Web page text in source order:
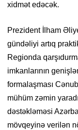
xidmət edəcək.
Prezident İlham
gündəliyi artıq
Regionda
imkanlarının
formalaşması
mühüm zəmin
dəstəkləməsi
mövqeyinə verilən